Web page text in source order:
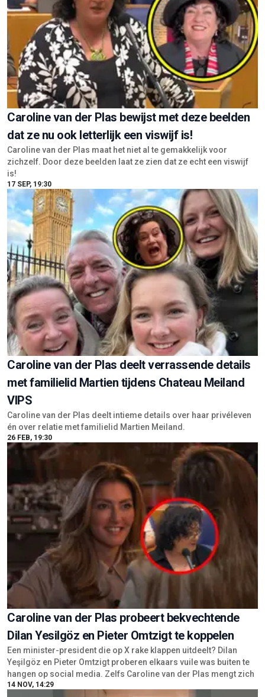
Caroline van der Plas bewijst met deze beelden
dat ze nu ook letterlijk een viswijf is!
Caroline van der Plas maat het niet al te gemakkelijk voor
zichzelf. Door deze beelden laat ze zien dat ze echt een viswijf
is!
17 SEP, 19:30
Caroline van der Plas deelt verrassende details
met familielid Martien tijdens Chateau Meiland
VIPS
Caroline van der Plas deelt intieme details over haar privéleven
én over relatie met familielid Martien Meiland.
26 FEB, 19:30
Caroline van der Plas probeert bekvechtende
Dilan Yesilgöz en Pieter Omtzigt te koppelen
Een minister-president die op X rake klappen uitdeelt? Dilan
Yeşilgöz en Pieter Omtzigt proberen elkaars vuile was buiten te
hangen op social media. Zelfs Caroline van der Plas mengt zich
14 NOV, 14:29